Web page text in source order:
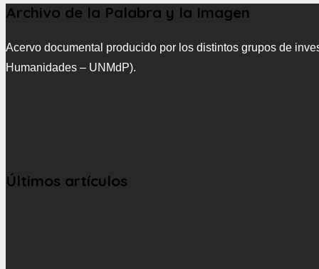
Archivo de la Palabra y la Imagen
Acervo documental producido por los distintos grupos de
Humanidades – UNMdP).
Últimos artículos